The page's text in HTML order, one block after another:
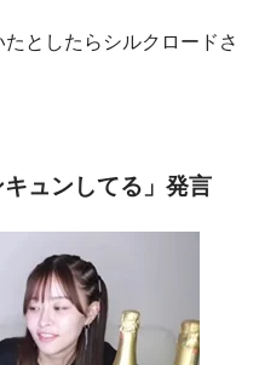
としたらシルクロードさ
ュンしてる」発言